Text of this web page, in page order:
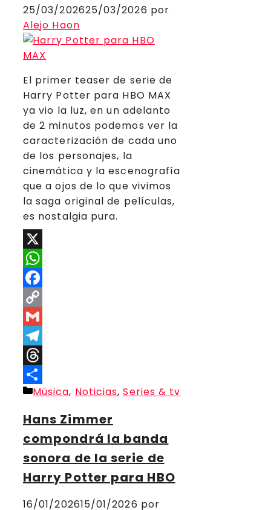
25/03/202625/03/2026 por
Alejo Haon
El primer teaser de serie de
Harry Potter para HBO MAX
ya vio la luz, en un adelanto
de 2 minutos podemos ver la
caracterización de cada uno
de los personajes, la
cinemática y la escenografía
que a ojos de lo que vivimos
la saga original de películas,
es nostalgia pura.
X
WhatsApp
Facebook
Copy
Link
Gmail
Telegram
Threads
Compartir
Categorías
Música, Noticias,Series & tv
Hans Zimmer
compondrá la banda
sonora de la serie de
Harry Potter para HBO
16/01/202615/01/2026 por